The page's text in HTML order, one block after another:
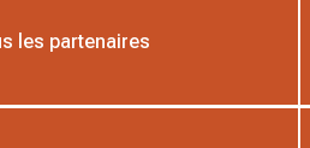
les partenaires